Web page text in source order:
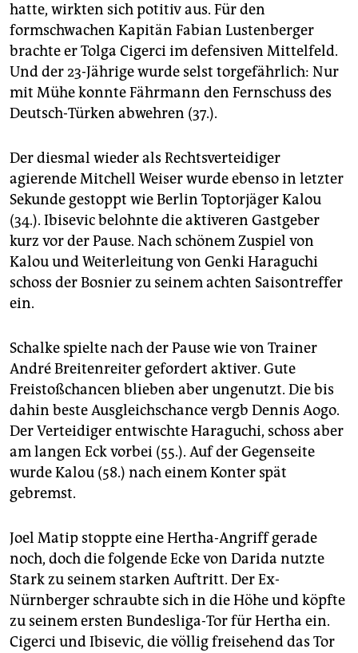
hatte, wirkten sich potitiv aus. Für den
formschwachen Kapitän Fabian Lustenberger
brachte er Tolga Cigerci im defensiven Mittelfeld.
Und der 23-Jährige wurde selst torgefährlich: Nur
mit Mühe konnte Fährmann den Fernschuss des
Deutsch-Türken abwehren (37.).
Der diesmal wieder als Rechtsverteidiger
agierende Mitchell Weiser wurde ebenso in letzter
Sekunde gestoppt wie Berlin Toptorjäger Kalou
(34.). Ibisevic belohnte die aktiveren Gastgeber
kurz vor der Pause. Nach schönem Zuspiel von
Kalou und Weiterleitung von Genki Haraguchi
schoss der Bosnier zu seinem achten Saisontreffer
ein.
Schalke spielte nach der Pause wie von Trainer
André Breitenreiter gefordert aktiver. Gute
Freistoßchancen blieben aber ungenutzt. Die bis
dahin beste Ausgleichschance vergb Dennis Aogo.
Der Verteidiger entwischte Haraguchi, schoss aber
am langen Eck vorbei (55.). Auf der Gegenseite
wurde Kalou (58.) nach einem Konter spät
gebremst.
Joel Matip stoppte eine Hertha-Angriff gerade
noch, doch die folgende Ecke von Darida nutzte
Stark zu seinem starken Auftritt. Der Ex-
Nürnberger schraubte sich in die Höhe und köpfte
zu seinem ersten Bundesliga-Tor für Hertha ein.
Cigerci und Ibisevic, die völlig freisehend das Tor